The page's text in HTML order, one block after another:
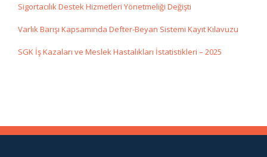
Sigortacılık Destek Hizmetleri Yönetmeliği Değişti
Varlık Barışı Kapsamında Defter-Beyan Sistemi Kayıt Kılavuzu
SGK İş Kazaları ve Meslek Hastalıkları İstatistikleri – 2025